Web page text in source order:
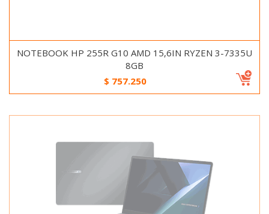
NOTEBOOK HP 255R G10 AMD 15,6IN RYZEN 3-7335U
8GB
$ 757.250